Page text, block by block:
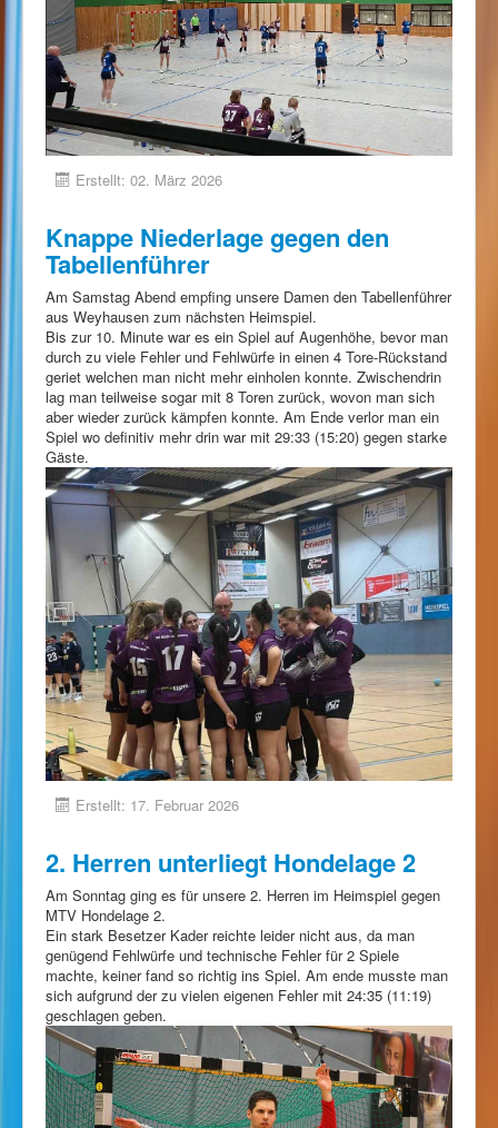
Erstellt: 02. März 2026
Knappe Niederlage gegen den
Tabellenführer
Am Samstag Abend empfing unsere Damen den Tabellenführer
aus Weyhausen zum nächsten Heimspiel.
Bis zur 10. Minute war es ein Spiel auf Augenhöhe, bevor man
durch zu viele Fehler und Fehlwürfe in einen 4 Tore-Rückstand
geriet welchen man nicht mehr einholen konnte. Zwischendrin
lag man teilweise sogar mit 8 Toren zurück, wovon man sich
aber wieder zurück kämpfen konnte. Am Ende verlor man ein
Spiel wo definitiv mehr drin war mit 29:33 (15:20) gegen starke
Gäste.
Erstellt: 17. Februar 2026
2. Herren unterliegt Hondelage 2
Am Sonntag ging es für unsere 2. Herren im Heimspiel gegen
MTV Hondelage 2.
Ein stark Besetzer Kader reichte leider nicht aus, da man
genügend Fehlwürfe und technische Fehler für 2 Spiele
machte, keiner fand so richtig ins Spiel. Am ende musste man
sich aufgrund der zu vielen eigenen Fehler mit 24:35 (11:19)
geschlagen geben.